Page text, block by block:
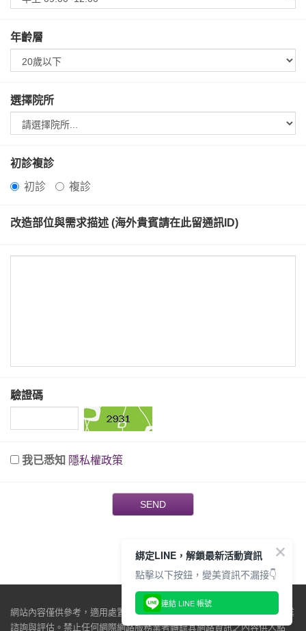
年齡層
選擇院所
初診複診
初診
複診
改造部位與需求描述 (海外貴賓請在此留通訊ID)
驗證碼
我已悉知 隱私權政策
SEND
網站內容僅供參考，適用處置與效果因人而異，仍必須由醫師當面做專業
諮詢與評估。禁止任何網際網路服務業者轉錄其網路資訊之內容供人點
綁定LINE，解鎖最新活動資訊
點擊以下按鈕，變美資訊不漏接👇
連結 LINE 帳號